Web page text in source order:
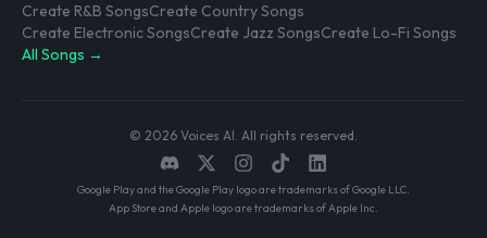
Create R&B SongsCreate Country Songs
Create Electronic SongsCreate Jazz SongsCreate Lo-Fi Songs
All Songs →
© 2026 Voices AI. All rights reserved.
Google Play and the Google Play logo are trademarks of Google LLC.
App Store and Apple logo are trademarks of Apple Inc.